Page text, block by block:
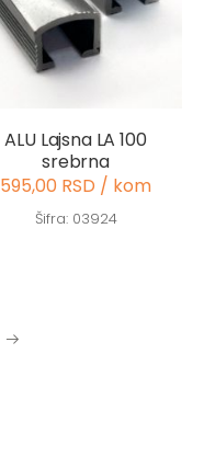
ALU Lajsna LA 100
srebrna
595,00 RSD / kom
Šifra: 03924
Next